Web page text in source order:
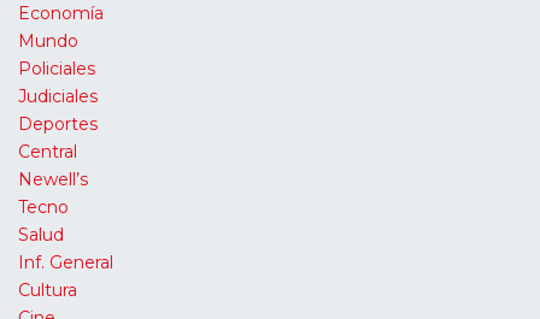
Economía
Mundo
Policiales
Judiciales
Deportes
Central
Newell’s
Tecno
Salud
Inf. General
Cultura